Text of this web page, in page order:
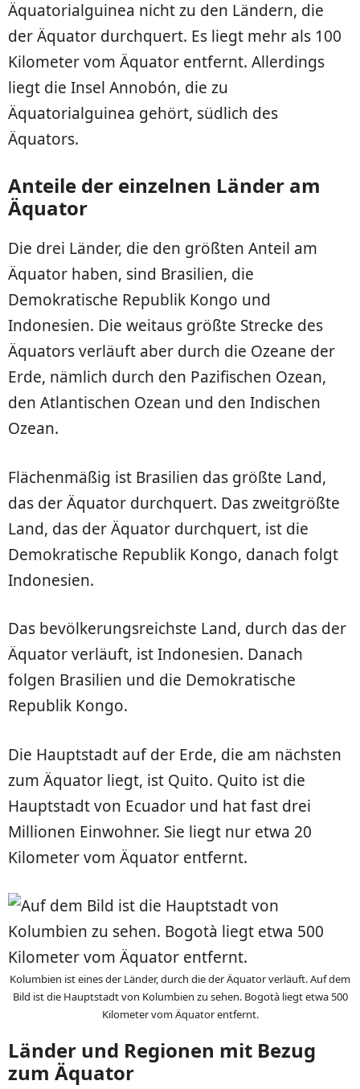
Äquatorialguinea nicht zu den Ländern, die
der Äquator durchquert. Es liegt mehr als 100
Kilometer vom Äquator entfernt. Allerdings
liegt die Insel Annobón, die zu
Äquatorialguinea gehört, südlich des
Äquators.
Anteile der einzelnen Länder am
Äquator
Die drei Länder, die den größten Anteil am
Äquator haben, sind Brasilien, die
Demokratische Republik Kongo und
Indonesien. Die weitaus größte Strecke des
Äquators verläuft aber durch die Ozeane der
Erde, nämlich durch den Pazifischen Ozean,
den Atlantischen Ozean und den Indischen
Ozean.
Flächenmäßig ist Brasilien das größte Land,
das der Äquator durchquert. Das zweitgrößte
Land, das der Äquator durchquert, ist die
Demokratische Republik Kongo, danach folgt
Indonesien.
Das bevölkerungsreichste Land, durch das der
Äquator verläuft, ist Indonesien. Danach
folgen Brasilien und die Demokratische
Republik Kongo.
Die Hauptstadt auf der Erde, die am nächsten
zum Äquator liegt, ist Quito. Quito ist die
Hauptstadt von Ecuador und hat fast drei
Millionen Einwohner. Sie liegt nur etwa 20
Kilometer vom Äquator entfernt.
Kolumbien ist eines der Länder, durch die der Äquator verläuft. Auf dem
Bild ist die Hauptstadt von Kolumbien zu sehen. Bogotà liegt etwa 500
Kilometer vom Äquator entfernt.
Länder und Regionen mit Bezug
zum Äquator